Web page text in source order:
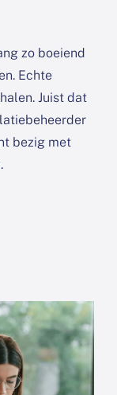
zo boeiend
Echte
Juist dat
bezig met